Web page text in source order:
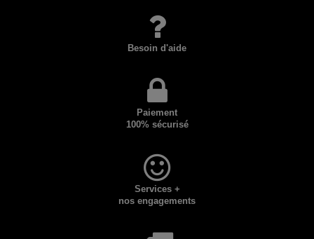
Besoin d'aide
Paiement
100% sécurisé
Services +
nos engagements